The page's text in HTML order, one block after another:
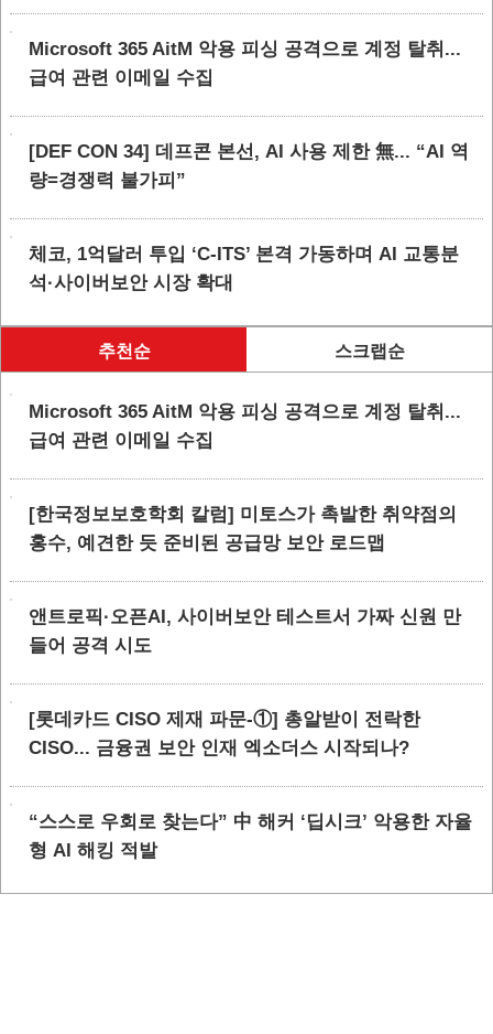
Microsoft 365 AitM 악용 피싱 공격으로 계정 탈취...
급여 관련 이메일 수집
[DEF CON 34] 데프콘 본선, AI 사용 제한 無... “AI 역
량=경쟁력 불가피”
체코, 1억달러 투입 ‘C-ITS’ 본격 가동하며 AI 교통분
석·사이버보안 시장 확대
추천순 스크랩순
Microsoft 365 AitM 악용 피싱 공격으로 계정 탈취...
급여 관련 이메일 수집
[한국정보보호학회 칼럼] 미토스가 촉발한 취약점의
홍수, 예견한 듯 준비된 공급망 보안 로드맵
앤트로픽·오픈AI, 사이버보안 테스트서 가짜 신원 만
들어 공격 시도
[롯데카드 CISO 제재 파문-①] 총알받이 전락한
CISO... 금융권 보안 인재 엑소더스 시작되나?
“스스로 우회로 찾는다” 中 해커 ‘딥시크’ 악용한 자율
형 AI 해킹 적발